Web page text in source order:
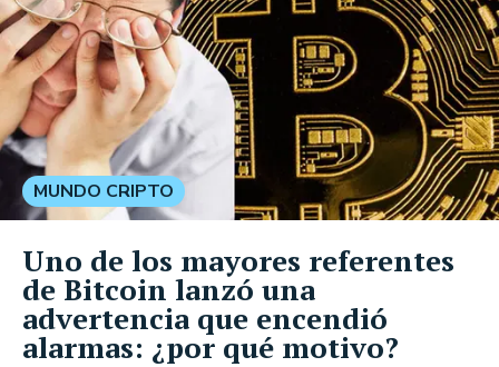
MUNDO CRIPTO
Uno de los mayores referentes
de Bitcoin lanzó una
advertencia que encendió
alarmas: ¿por qué motivo?